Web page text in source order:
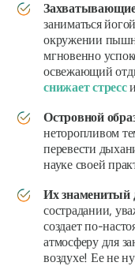
заниматься
окружении
мгновенно
освежающий
снижает стресс
Островной
неторопливом
перевести
науке своей
Их знаменитый
сострадании,
создает по-
атмосферу для
воздухе! Ее не